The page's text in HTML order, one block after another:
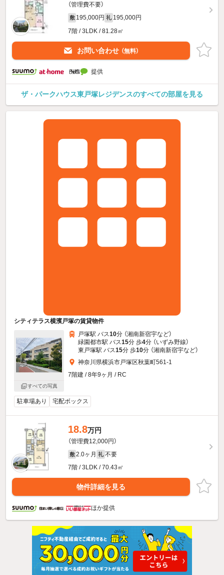
（管理費不要）
敷 195,000円 礼 195,000円
7階 / 3LDK / 81.28㎡
お問い合わせ （無料）
提供
ザ・パークハウス東戸塚レジデンスのすべての部屋を見る
シティテラス横濱戸塚の賃貸物件
すべての写真
戸塚駅 バス10分 （湘南新宿宇など）
緑園都市駅 バス15分 歩4分 （いずみ野線）
東戸塚駅 バス15分 歩10分 （湘南新宿宇など）
神奈川県横浜市戸塚区秋葉町561-1
7階建 / 8年9ヶ月 / RC
駐車場あり 宅配ボックス
18.8万円
（管理費12,000円）
敷 2.0ヶ月 礼 不要
7階 / 3LDK / 70.43㎡
物件詳細を見る
ほか提供